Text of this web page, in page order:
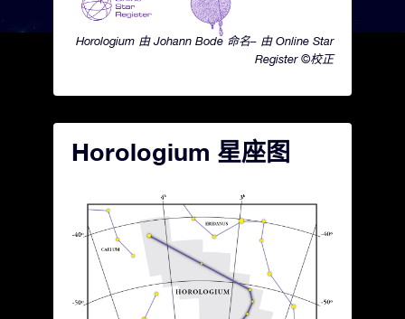
Horologium 由 Johann Bode 命名– 由 Online Star
Register ©校正
Horologium 星座图